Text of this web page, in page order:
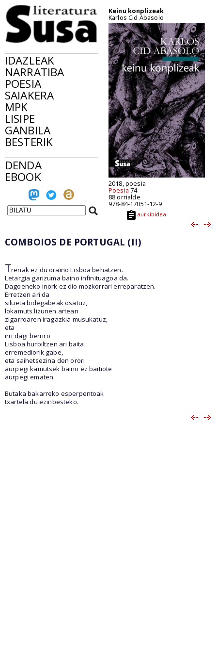
IDAZLEAK
NARRATIBA
POESIA
SAIAKERA
MPK
LISIPE
GANBILA
BESTERIK
DENDA
EBOOK
Keinu konplizeak
Karlos Cid Abasolo
2018, poesia
Poesia 74
88 orrialde
978-84-17051-12-9
aurkibidea
COMBOIOS DE PORTUGAL (II)
Trenak ez du oraino Lisboa behatzen.
Letargia garizuma baino infinituagoa da.
Dagoeneko inork ez dio mozkorrari erreparatzen.
Erretzen ari da
silueta bidegabeak osatuz,
lokamuts lizunen artean
zigarroaren iragazkia musukatuz,
eta
irri dagi berriro
Lisboa hurbiltzen ari baita
erremediorik gabe,
eta saihetsezina den orori
aurpegi kamutsek baino ez baitiote
aurpegi ematen.
Butaka bakarreko esperpentoak
txartela du ezinbesteko.